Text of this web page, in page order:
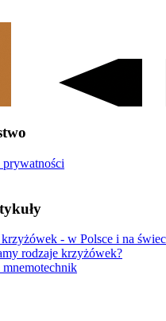
- w Polsce i na
rodzaje krzyżówek?
mnemotechnik